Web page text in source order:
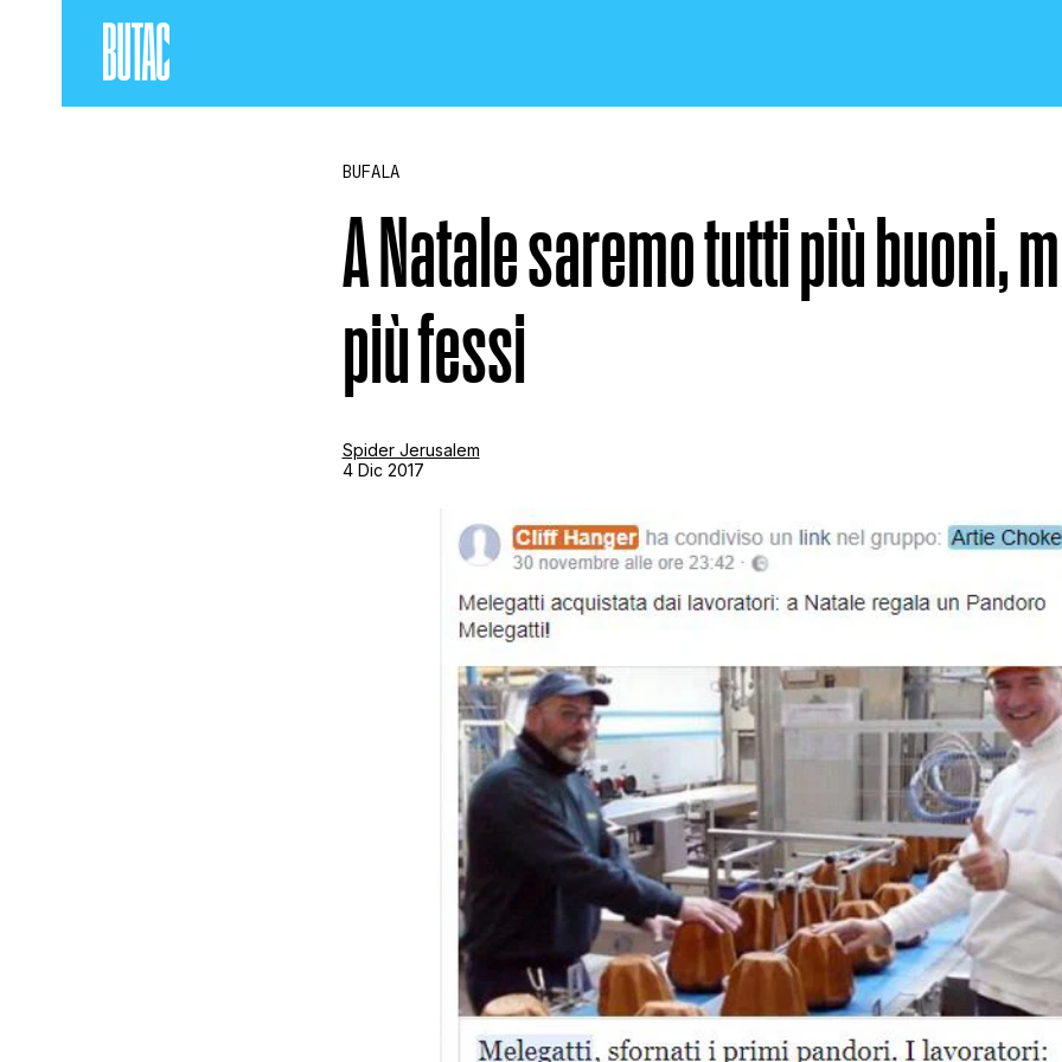
STORIA E CITAZIONI
INTRATTENIMENTO
COMPLOTTI, LEGGENDE URBANE ED
EDITORIALI
TRUFFE E SOCIAL NETWORK
CLIMA ED ENERGIA
BUFALA
A Natale saremo tutti più buoni,
più fessi
Spider Jerusalem
4 Dic 2017